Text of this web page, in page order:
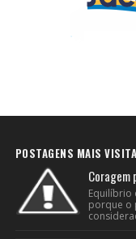
POSTAGENS MAIS
Coragem
Equilíbrio
porque o